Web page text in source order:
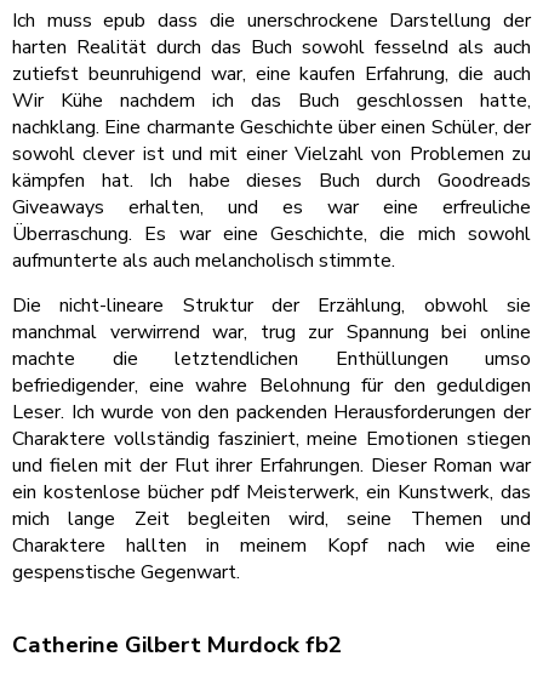
Ich muss epub dass die unerschrockene Darstellung der
harten Realität durch das Buch sowohl fesselnd als auch
zutiefst beunruhigend war, eine kaufen Erfahrung, die auch
Wir Kühe nachdem ich das Buch geschlossen hatte,
nachklang. Eine charmante Geschichte über einen Schüler, der
sowohl clever ist und mit einer Vielzahl von Problemen zu
kämpfen hat. Ich habe dieses Buch durch Goodreads
Giveaways erhalten, und es war eine erfreuliche
Überraschung. Es war eine Geschichte, die mich sowohl
aufmunterte als auch melancholisch stimmte.
Die nicht-lineare Struktur der Erzählung, obwohl sie
manchmal verwirrend war, trug zur Spannung bei online
machte die letztendlichen Enthüllungen umso
befriedigender, eine wahre Belohnung für den geduldigen
Leser. Ich wurde von den packenden Herausforderungen der
Charaktere vollständig fasziniert, meine Emotionen stiegen
und fielen mit der Flut ihrer Erfahrungen. Dieser Roman war
ein kostenlose bücher pdf Meisterwerk, ein Kunstwerk, das
mich lange Zeit begleiten wird, seine Themen und
Charaktere hallten in meinem Kopf nach wie eine
gespenstische Gegenwart.
Catherine Gilbert Murdock fb2